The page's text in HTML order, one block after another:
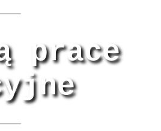
prace